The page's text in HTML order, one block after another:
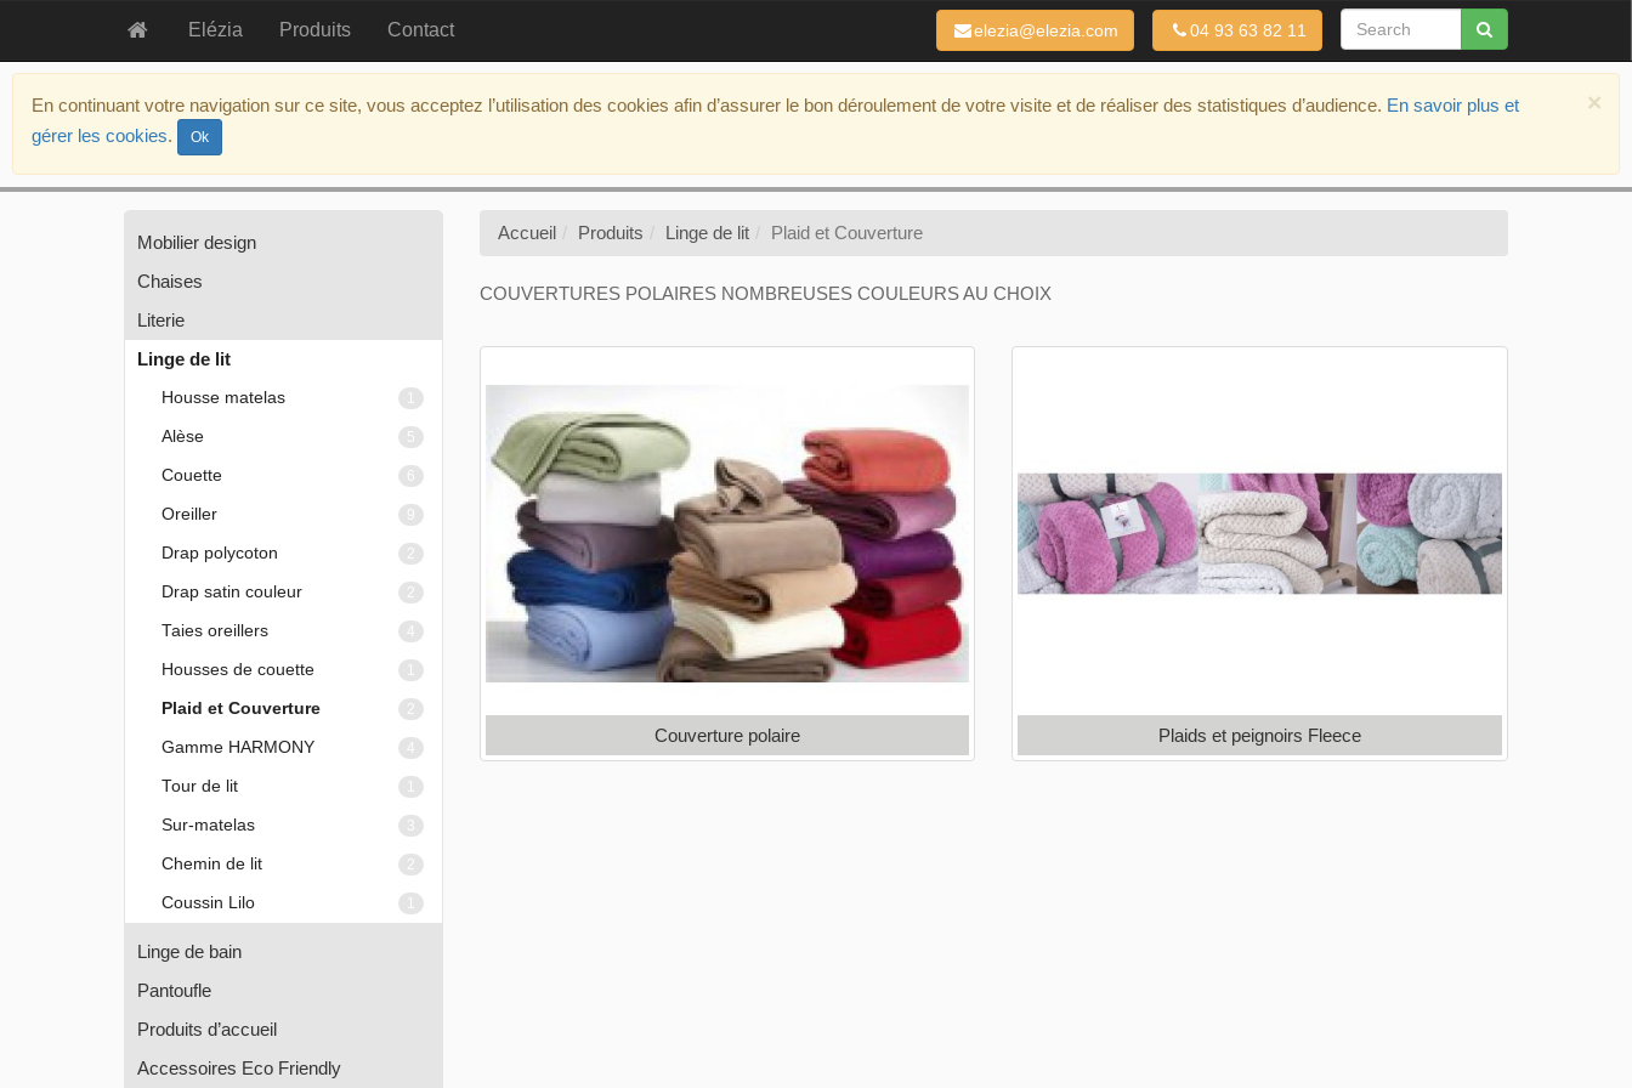
aller
contenu
au
×
En continuant votre navigation sur ce site, vous acceptez l’utilisation des cookies afin d’assurer le bon déroulement de votre visite et de réaliser des statistiques d’audience. En savoir plus et
gérer les cookies. Ok
Elézia Produits Contact 04 93 63 82 11
elezia@elezia.com
Mobilier design
Chaises
Literie
Linge de lit
Housse matelas 1
Alèse 5
Couette 6
Oreiller 9
Drap polycoton 2
Drap satin couleur 2
Taies oreillers
Housses de couette 1
Plaid et Couverture 2
Gamme HARMONY
Tour de lit 1
Sur-matelas 3
Chemin de lit 2
Coussin Lilo 1
Linge de bain
Pantoufle
Produits d’accueil
Accessoires Eco Friendly
Accueil Produits Linge de lit Plaid et Couverture
COUVERTURES POLAIRES NOMBREUSES COULEURS AU CHOIX
Couverture polaire Plaids et peignoirs Fleece